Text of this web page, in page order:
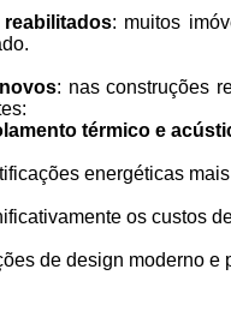
: muitos
: nas construções
térmico e
energéticas
os custos
de design moderno